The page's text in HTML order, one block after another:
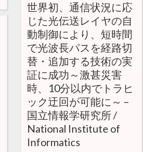
世界初、通信状況に応
じた光伝送レイヤの自
動制御により、短時間
で光波長パスを経路切
替・追加する技術の実
証に成功～激甚災害
時、10分以内でトラヒ
ック迂回が可能に～ –
国立情報学研究所 /
National Institute of
Informatics